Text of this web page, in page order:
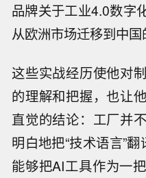
品牌关于工业4.0数字
从欧洲市场迁移到中国
这些实战经历使他对
的理解和把握，也让
直觉的结论：工厂并
明白地把“技术语言”
能够把AI工具作为一